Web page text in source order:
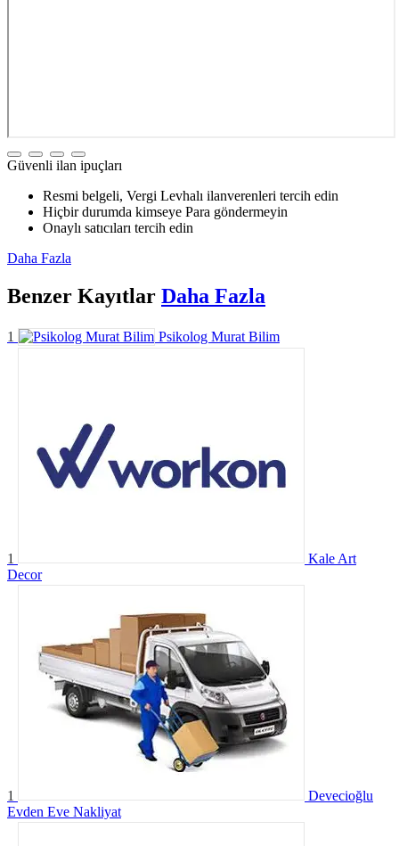
Güvenli ilan ipuçları
Resmi belgeli, Vergi Levhalı ilanverenleri tercih edin
Hiçbir durumda kimseye Para göndermeyin
Onaylı satıcıları tercih edin
Daha Fazla
Benzer Kayıtlar Daha Fazla
1 Psikolog Murat Bilim
1
Kale Art
Decor
1
Devecioğlu
Evden Eve Nakliyat